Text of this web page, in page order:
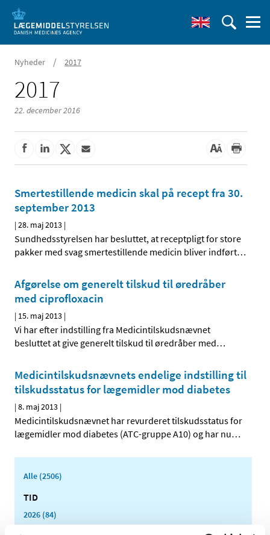
Nyheder / 2017
2017
22. december 2016
Smertestillende medicin skal på recept fra 30.
september 2013
|28. maj 2013 |
Sundhedsstyrelsen har besluttet, at receptpligt for store
pakker med svag smertestillende medicin bliver indført…
Afgørelse om generelt tilskud til øredråber
med ciprofloxacin
| 15. maj 2013 |
Vi har efter indstilling fra Medicintilskudsnævnet
besluttet at give generelt tilskud til øredråber med…
Medicintilskudsnævnets endelige indstilling til
tilskudsstatus for lægemidler mod diabetes
|8. maj 2013 |
Medicintilskudsnævnet har revurderet tilskudsstatus for
lægemidler mod diabetes (ATC-gruppe A10) og har nu…
Alle (2506)
TID
2026 (84)